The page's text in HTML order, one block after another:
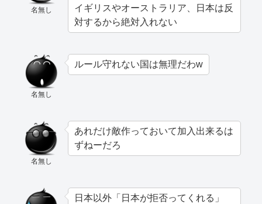
名無し
イギリスやオーストラリア、日本は反
対するから絶対入れない
名無し
ルール守れない国は無理だわw
名無し
あれだけ敵作っておいて加入出来るは
ずねーだろ
日本以外「日本が拒否ってくれる」